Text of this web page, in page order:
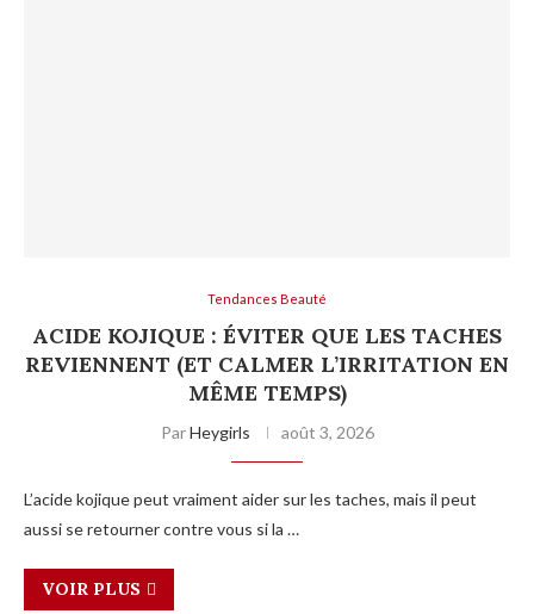
Tendances Beauté
ACIDE KOJIQUE : ÉVITER QUE LES TACHES
REVIENNENT (ET CALMER L’IRRITATION EN
MÊME TEMPS)
ParHeygirls août 3, 2026
L’acide kojique peut vraiment aider sur les taches, mais il peut
aussi se retourner contre vous si la …
VOIR PLUS